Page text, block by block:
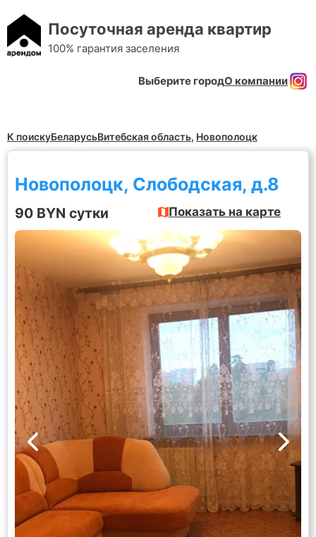
Посуточная аренда квартир
100% гарантия заселения
Выберите городО компании
К поискуБеларусьВитебская область, Новополоцк
Новополоцк, Слободская, д.8
90 BYN сутки Показать на карте